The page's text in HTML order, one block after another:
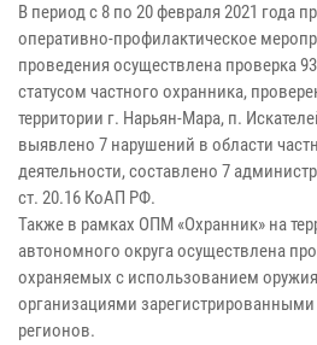
В период с 8 по 20 февраля 2021 года
оперативно-профилактическое
проведения осуществлена проверка
статусом частного охранника,
территории г. Нарьян-Мара, п.
выявлено 7 нарушений в области
деятельности, составлено 7
ст. 20.16 КоАП РФ.
Также в рамках ОПМ «Охранник» на
автономного округа осуществлена
охраняемых с использованием
организациями зарегистрированными
регионов.